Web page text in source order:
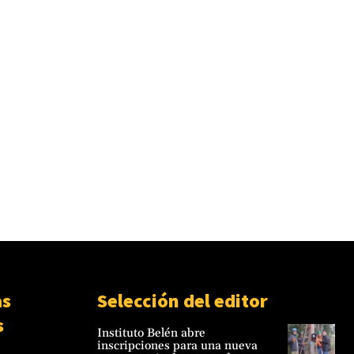
Selección del editor
Instituto Belén abre
inscripciones para una nueva